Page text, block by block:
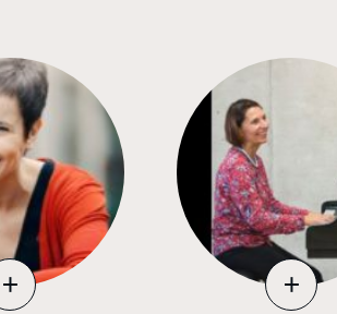
+ +